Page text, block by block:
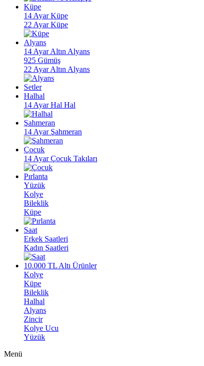
Küpe
14 Ayar Küpe
22 Ayar Küpe
Alyans
14 Ayar Altın Alyans
925 Gümüş
22 Ayar Altın Alyans
Setler
Halhal
14 Ayar Hal Hal
Şahmeran
14 Ayar Şahmeran
Çocuk
14 Ayar Çocuk Takıları
Pırlanta
Yüzük
Kolye
Bileklik
Küpe
Saat
Erkek Saatleri
Kadın Saatleri
10.000 TL Altı Ürünler
Kolye
Küpe
Bileklik
Halhal
Alyans
Zincir
Kolye Ucu
Yüzük
Menü